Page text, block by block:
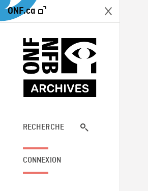
ONF.ca
RECHERCHE
CONNEXION